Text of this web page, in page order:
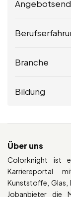
Branche
Bildung
Über uns
Colorknight ist
Karriereportal
Kunststoffe, Glas,
Jobanbieter die